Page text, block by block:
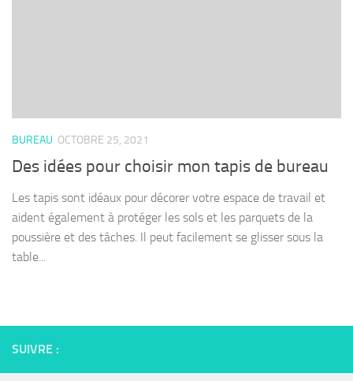
BUREAU OCTOBRE 25, 2021
Des idées pour choisir mon tapis de bureau
Les tapis sont idéaux pour décorer votre espace de travail et
aident également à protéger les sols et les parquets de la
poussière et des tâches. Il peut facilement se glisser sous la
table...
SUIVRE :